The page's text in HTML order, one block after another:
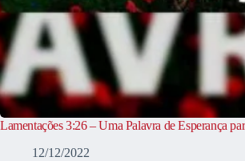
Lamentações 3:26 – Uma Palavra de Esperança
12/12/2022